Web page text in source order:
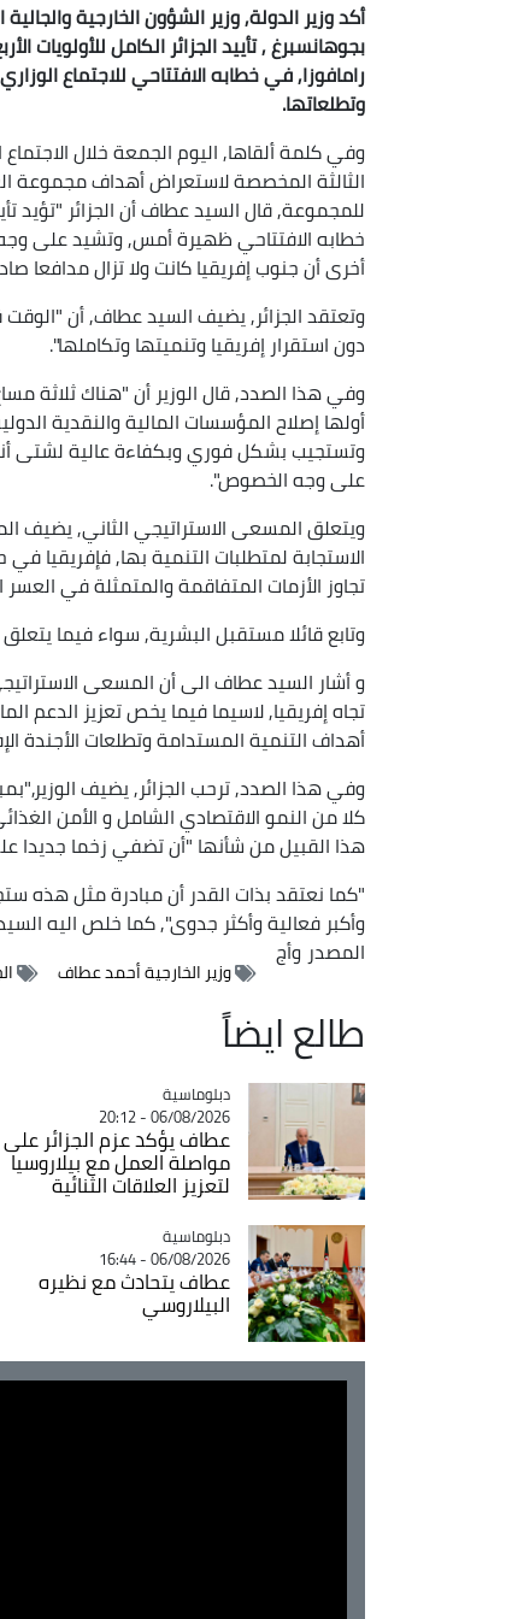
أكد وزير الدولة, وزير الشؤون الخارجية
بجوهانسبرغ , تأييد الجزائر الكامل
رامافوزا, في خطابه الافتتاحي للاجتماع
وتطلعاتها.
للمجموعة, قال السيد عطاف أن الجزائر "تؤيد
خطابه الافتتاحي ظهيرة أمس, وتشيد على
أخرى أن جنوب إفريقيا كانت ولا تزال مدافعا
وتعتقد الجزائر, يضيف السيد عطاف, أن "الوقت
دون استقرار إفريقيا وتنميتها وتكاملها".
وفي هذا الصدد, قال الوزير أن "هناك ثلاثة
أولها إصلاح المؤسسات المالية والنقدية
وتستجيب بشكل فوري وبكفاءة عالية لشتى
على وجه الخصوص".
ويتعلق المسعى الاستراتيجي الثاني, يضيف
الاستجابة لمتطلبات التنمية بها,
تجاوز الأزمات المتفاقمة والمتمثلة في العسر
وتابع قائلا مستقبل البشرية, سواء فيما
و أشار السيد عطاف الى أن المسعى الاستراتيجي
تجاه إفريقيا, لاسيما فيما يخص تعزيز الدعم
أهداف التنمية المستدامة وتطلعات الأجندة
وفي هذا الصدد, ترحب الجزائر, يضيف
كلا من النمو الاقتصادي الشامل و الأمن
هذا القبيل من شأنها "أن تضفي زخما جديدا
"كما نعتقد بذات القدر أن مبادرة مثل هذه
وأكبر فعالية وأكثر جدوى", كما خلص اليه
المصدر وأج
وزير الخارجية أحمد عطاف
طالع ايضاً
Catégorie
دبلوماسية
06/08/2026 - 20:12
عطاف يؤكد عزم الجزائر على
مواصلة العمل مع بيلاروسيا
لتعزيز العلاقات الثنائية
Catégorie
دبلوماسية
06/08/2026 - 16:44
عطاف يتحادث مع نظيره
البيلاروسي